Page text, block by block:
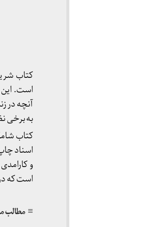
کتاب
است.
آنچه در
به برخی
کتاب
اسناد
و
است که
≡ مطالب